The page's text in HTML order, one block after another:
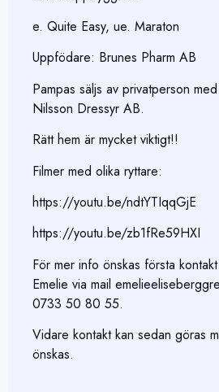
e. Quite Easy, ue. Maraton
Uppfödare: Brunes Pharm AB
Pampas säljs av privatperson
Nilsson Dressyr AB.
Rätt hem är mycket viktigt!!
Filmer med olika ryttare:
https://youtu.be/ndtYTIqqGjE
https://youtu.be/zb1fRe59HXI
För mer info önskas första
Emelie via mail
0733 50 80 55.
Vidare kontakt kan sedan göras
önskas.